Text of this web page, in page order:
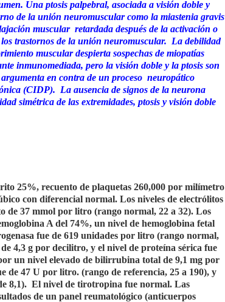
Una ptosis palpebral, asociada a visión doble y
de la unión neuromuscular como la miastenia gravis
muscular retardada después de la activación o
trastornos de la unión neuromuscular. La debilidad
muscular despierta sospechas de miopatías
inmunomediada, pero la visión doble y la ptosis son
en contra de un proceso neuropático
(CIDP). La ausencia de signos de la neurona
simétrica de las extremidades, ptosis y visión doble
25%, recuento de plaquetas 260,000 por milímetro
con diferencial normal. Los niveles de electrólitos
de 37 mmol por litro (rango normal, 22 a 32). Los
A del 74%, un nivel de hemoglobina fetal
fue de 619 unidades por litro (rango normal,
4,3 g por decilitro, y el nivel de proteína sérica fue
un nivel elevado de bilirrubina total de 9,1 mg por
47 U por litro. (rango de referencia, 25 a 190), y
8,1). El nivel de tirotropina fue normal. Las
de un panel reumatológico (anticuerpos